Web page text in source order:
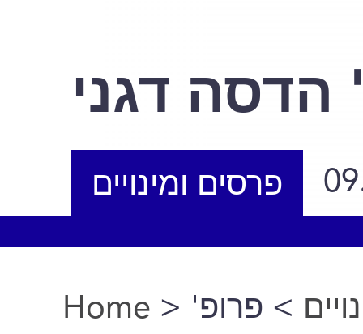
הדסה דגני
פרסים ומינויים
You are here
Home > > פרופ'